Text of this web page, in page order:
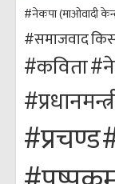
#नेकपा (माओवादी
#समाजवाद
#कविता
#प्रचण्ड